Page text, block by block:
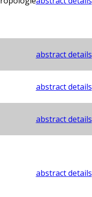
abstract details
abstract details
abstract details
abstract details